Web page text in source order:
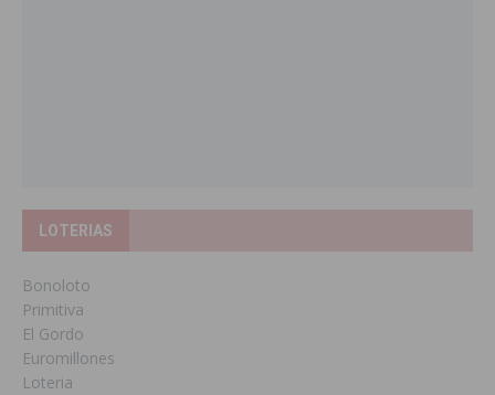
LOTERIAS
Bonoloto
Primitiva
El Gordo
Euromillones
Loteria